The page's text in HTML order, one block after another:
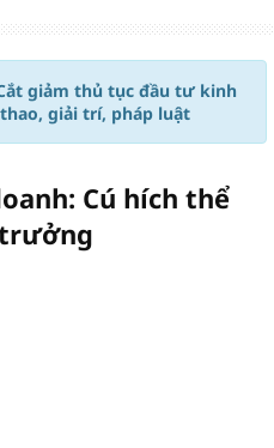
giảm thủ tục đầu tư kinh
giải trí, pháp luật
Cú hích thể